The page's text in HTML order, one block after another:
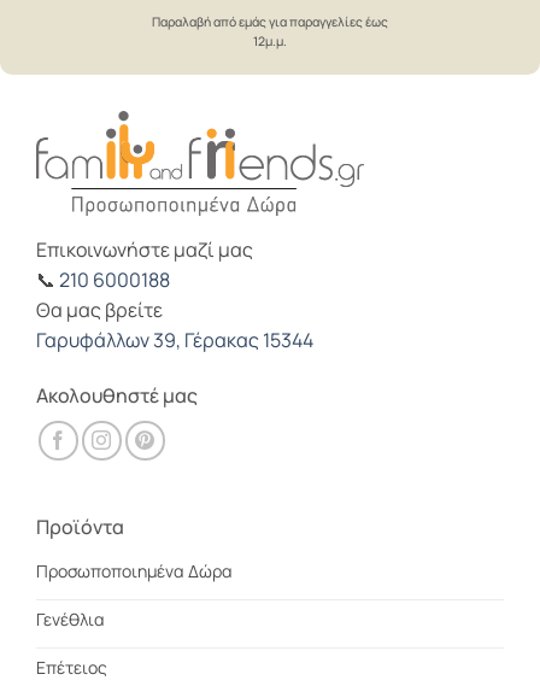
Παραλαβή από εμάς για παραγγελίες έως
12μ.μ.
Επικοινωνήστε μαζί μας
📞 210 6000188
Θα μας βρείτε
Γαρυφάλλων 39, Γέρακας 15344
Ακολουθηστέ μας
Προϊόντα
Προσωποποιημένα Δώρα
Γενέθλια
Επέτειος